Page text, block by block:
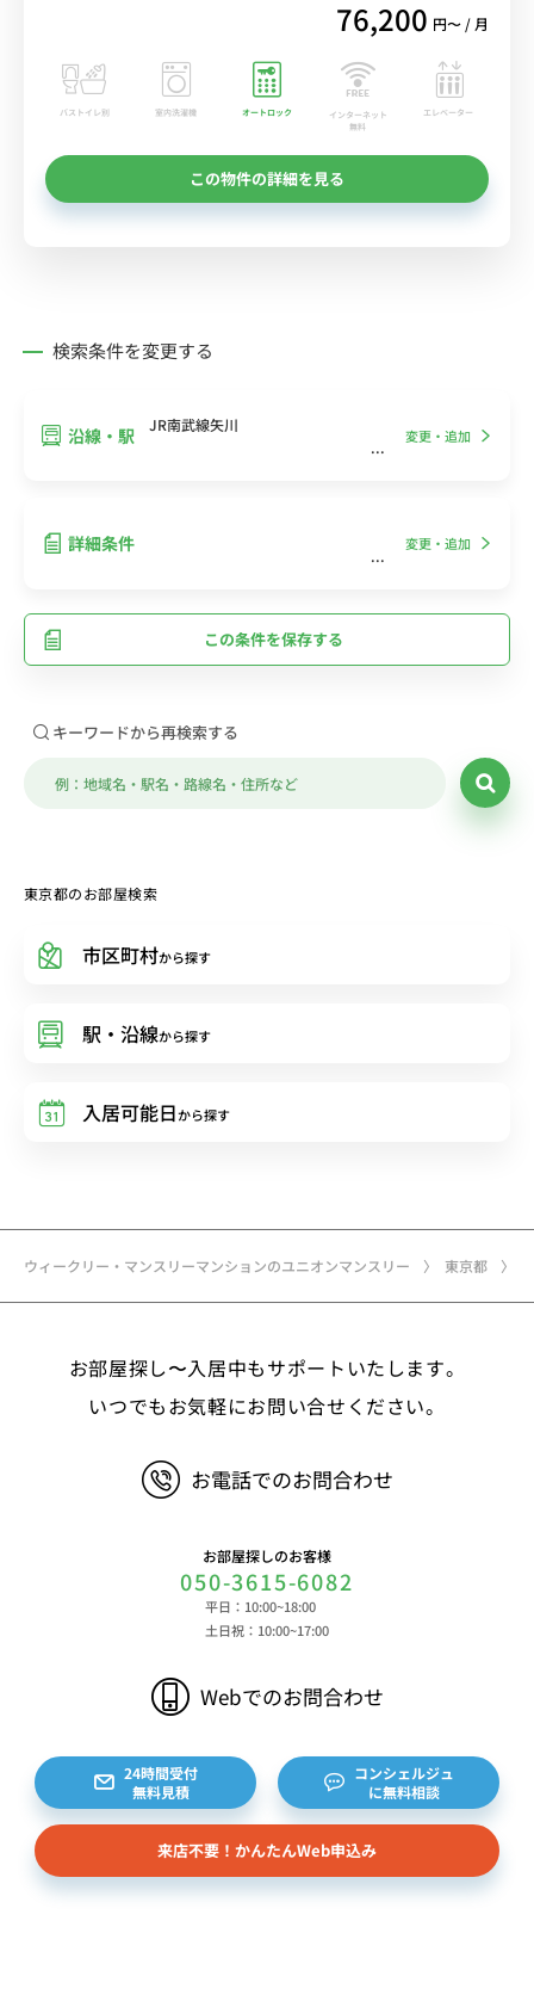
ウィークリー・マンスリーマンションのユニオンマンスリー 東京都
76,200 円〜 / 月
バストイレ別 室内洗濯機 オートロック
インターネット
無料
エレベーター
この物件の詳細を見る
検索条件を変更する
沿線・駅 JR南武線矢川
変更・追加
詳細条件 変更・追加
この条件を保存する
キーワードから再検索する
東京都のお部屋検索
市区町村から探す
駅・沿線から探す
入居可能日から探す
お部屋探し〜入居中もサポートいたします。
いつでもお気軽にお問い合せください。
お電話でのお問合わせ
お部屋探しのお客様
050-3615-6082
平日：10:00~18:00
土日祝：10:00~17:00
Webでのお問合わせ
24時間受付
無料見積
コンシェルジュ
に無料相談
来店不要！かんたんWeb申込み